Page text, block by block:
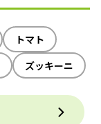
トマト
ズッキーニ